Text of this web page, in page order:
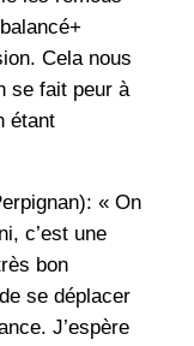
Cela nous
se fait peur à
étant
« On
c’est une
bon
se déplacer
J’espère